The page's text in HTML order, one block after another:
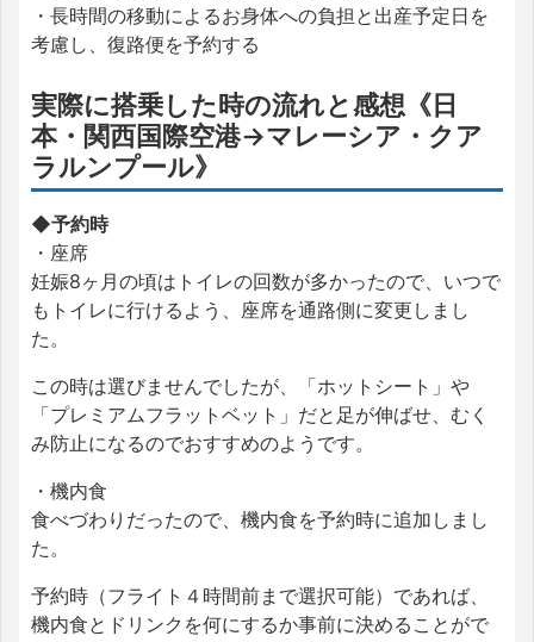
・長時間の移動によるお身体への負担と出産予定日を
考慮し、復路便を予約する
実際に搭乗した時の流れと感想《日
本・関西国際空港→マレーシア・クア
ラルンプール》
◆予約時
・座席
妊娠8ヶ月の頃はトイレの回数が多かったので、いつで
もトイレに行けるよう、座席を通路側に変更しまし
た。
この時は選びませんでしたが、「ホットシート」や
「プレミアムフラットベット」だと足が伸ばせ、むく
み防止になるのでおすすめのようです。
・機内食
食べづわりだったので、機内食を予約時に追加しまし
た。
予約時（フライト４時間前まで選択可能）であれば、
機内食とドリンクを何にするか事前に決めることがで